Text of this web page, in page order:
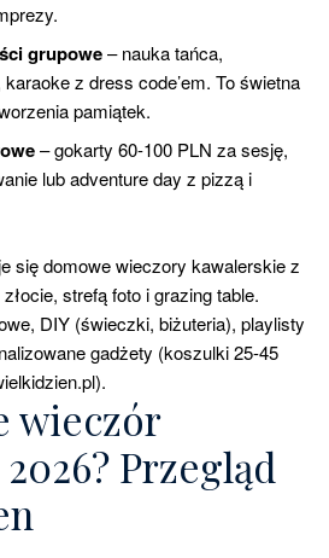
grupowe– nauka tańca,
z dress code’em. To świetna
pamiątek.
– gokarty 60-100 PLN za sesję,
lub adventure day z pizzą i
się domowe wieczory kawalerskie z
strefą foto i grazing table.
DIY (świeczki, biżuteria), playlisty
gadżety (koszulki 25-45
wieczór
Przegląd